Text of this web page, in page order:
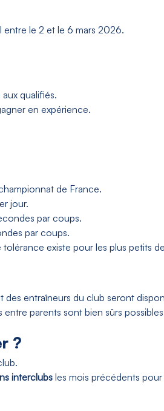
entre le 2 et le 6 mars 2026.
qualifiés.
en expérience.
de France.
jour.
par coups.
par coups.
existe pour les plus petits
entraîneurs du club seront
parents sont bien sûrs
?
interclubs les mois précédents